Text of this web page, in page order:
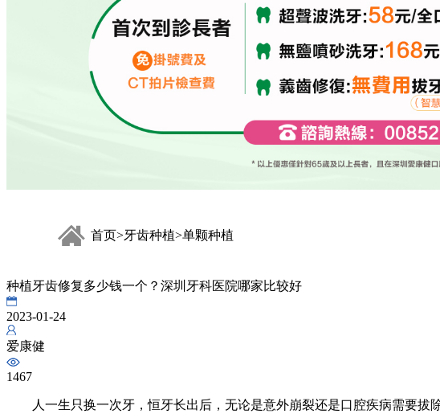
Neoss尼奥斯
Anthogyr
安卓健种植体
首页>牙齿种植>单颗种植
种植牙齿修复多少钱一个？深圳牙科医院哪家比较好
2023-01-24
爱康健
1467
人一生只换一次牙，恒牙长出后，无论是意外崩裂还是口腔疾病需要拔